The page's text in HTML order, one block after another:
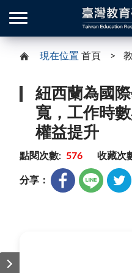
現在位置 首頁
紐西蘭為國
寬，工作時
權益提升
點閱次數: 576 收藏次
分享：